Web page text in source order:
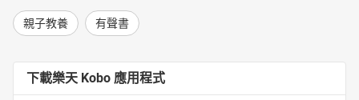
親子教養 有聲書
下載樂天 Kobo 應用程式